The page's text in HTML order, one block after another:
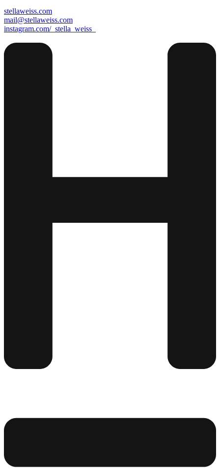
stellaweiss.com
mail@stellaweiss.com
instagram.com/_stella_weiss_